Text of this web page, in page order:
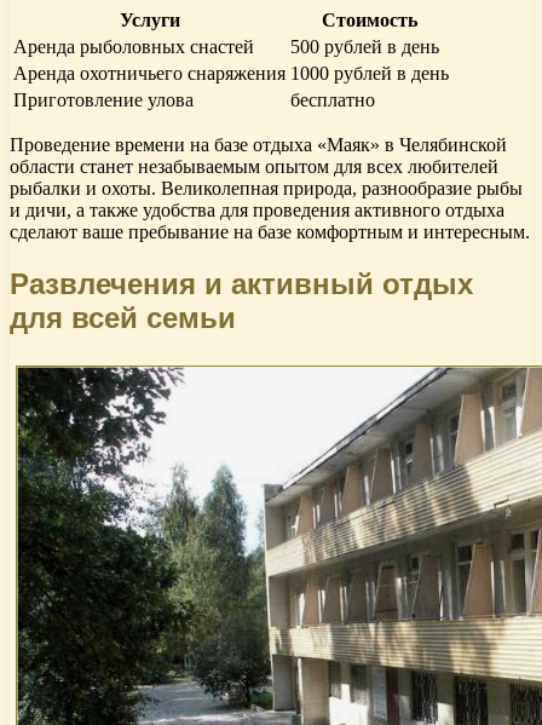
Услуги
Стоимость
Аренда рыболовных снастей
500 рублей в день
Аренда охотничьего снаряжения 1000 рублей в день
Приготовление улова
бесплатно
Проведение времени на базе отдыха «Маяк» в Челябинской
области станет незабываемым опытом для всех любителей
рыбалки и охоты. Великолепная природа, разнообразие рыбы
и дичи, а также удобства для проведения активного отдыха
сделают ваше пребывание на базе комфортным и интересным.
Развлечения и активный отдых
для всей семьи